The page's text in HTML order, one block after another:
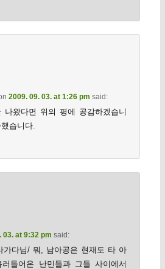
2009. 09. 03. at 1:26 pm said:
나왔다면 위의 평에 공감하겠습니
습니다.
03. at 9:32 pm said:
가다님/ 뭐, 남아공은 현재도 타 아
들어온 난민들과 그들 사이에서